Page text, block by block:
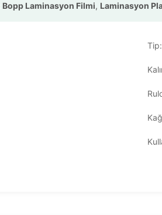
Bopp Laminasyon Filmi, Laminasyon
Tip: